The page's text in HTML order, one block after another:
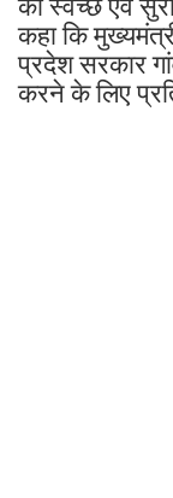
को स्वच्छ एवं
कहा कि
प्रदेश सरकार
करने के लिए